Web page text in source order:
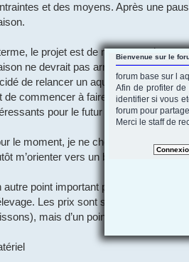
Bienvenue sur le
forum base sur l
Afin de profiter
identifier si vous
forum pour
Merci le staff de
et des moyens. Après une
le projet est de mettre en place
ne devrait pas arriver avant
de relancer un aquarium plus
de commencer à faire pousser
pour le futur bac.
le moment, je ne cherche pas une
m’orienter vers un bac
autre point important pour moi : je
Les prix sont souvent plus
mais d’un point de vue éthique